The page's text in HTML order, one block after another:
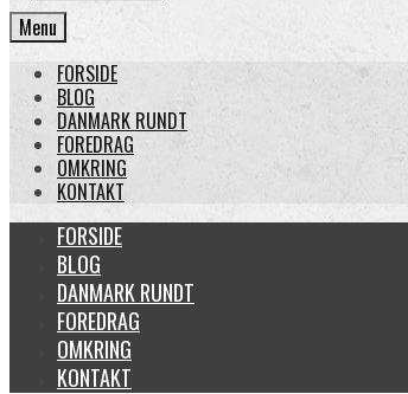
Menu
FORSIDE
BLOG
DANMARK RUNDT
FOREDRAG
OMKRING
KONTAKT
FORSIDE
BLOG
DANMARK RUNDT
FOREDRAG
OMKRING
KONTAKT